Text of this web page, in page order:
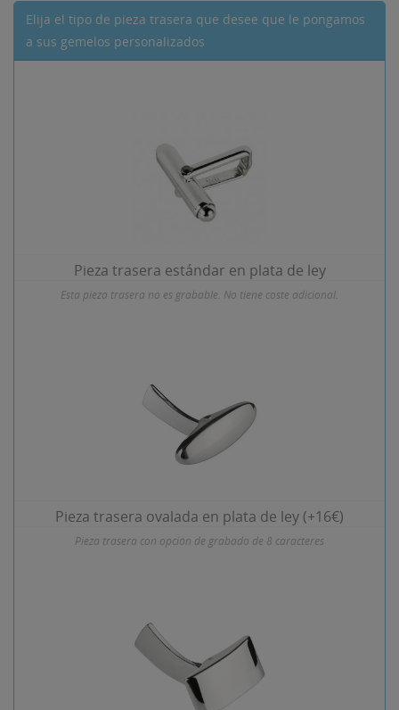
Elija el tipo de pieza trasera que desee que le pongamos
a sus gemelos personalizados
Pieza trasera estándar en plata de ley
Esta pieza trasera no es grabable. No tiene coste adicional.
Pieza trasera ovalada en plata de ley (+16€)
Pieza trasera con opción de grabado de 8 caracteres